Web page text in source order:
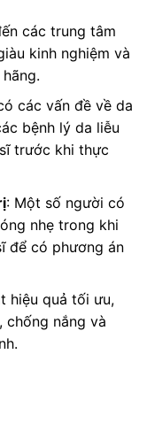
các trung tâm
kinh nghiệm và
các vấn đề về da
bệnh lý da liễu
trước khi thực
: Một số người có
nhẹ trong khi
để có phương án
hiệu quả tối ưu,
chống nắng và